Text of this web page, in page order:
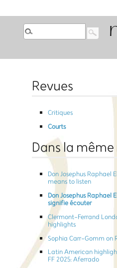
Revues
Critiques
Courts
Dans la
Don Josephus Raphael
means to listen
Don Josephus Raphael
signifie écouter
Clermont-Ferrand
highlights
Sophia Carr-Gomm on
Latin American
FF 2025: Aferrado